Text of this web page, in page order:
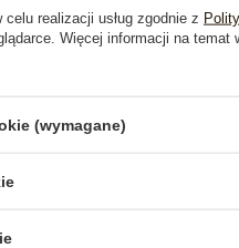
top basic RUE PARIS
realizacji usług zgodnie z
Więcej informacji na
(wymagane)